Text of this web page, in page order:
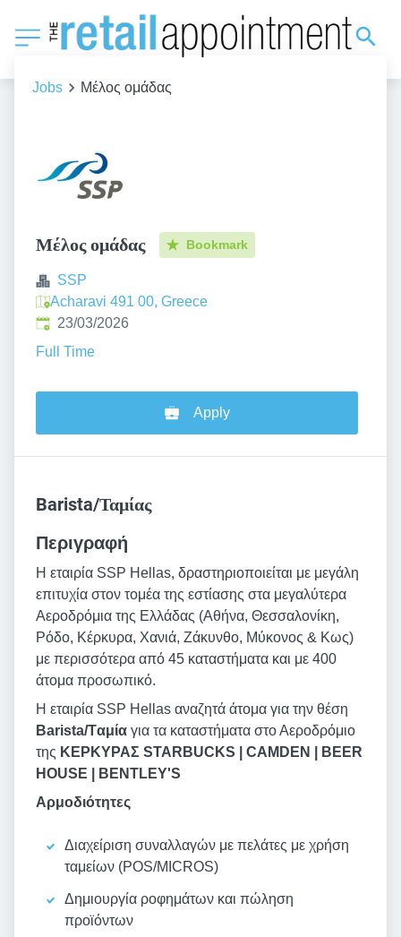
Jobs Μέλος ομάδας
Μέλος ομάδας Bookmark
SSP
Acharavi 491 00, Greece
Published:
23/03/2026
Full Time
Apply
Barista/Ταμίας
Περιγραφή
Η εταιρία SSP Hellas, δραστηριοποιείται με μεγάλη
επιτυχία στον τομέα της εστίασης στα μεγαλύτερα
Αεροδρόμια της Ελλάδας (Αθήνα, Θεσσαλονίκη,
Ρόδο, Κέρκυρα, Χανιά, Ζάκυνθο, Μύκονος & Κως)
με περισσότερα από 45 καταστήματα και με 400
άτομα προσωπικό.
Η εταιρία SSP Hellas αναζητά άτομα για την θέση
Βarista/Tαμία για τα καταστήματα στο Αεροδρόμιο
της ΚΕΡΚΥΡΑΣ STARBUCKS | CAMDEN | BEER
HOUSE | BENTLEY'S
Αρμοδιότητες
Διαχείριση συναλλαγών με πελάτες με χρήση
ταμείων (POS/MICROS)
Δημιουργία ροφημάτων και πώληση
προϊόντων